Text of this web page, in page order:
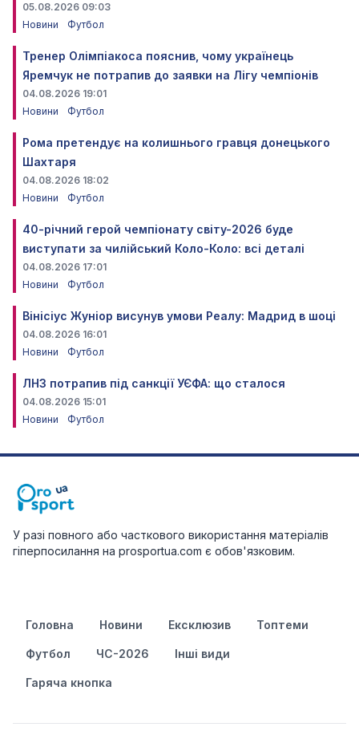
05.08.2026 09:03
Новини
Футбол
Тренер Олімпіакоса пояснив, чому українець
Яремчук не потрапив до заявки на Лігу чемпіонів
04.08.2026 19:01
Новини
Футбол
Рома претендує на колишнього гравця донецького
Шахтаря
04.08.2026 18:02
Новини
Футбол
40-річний герой чемпіонату світу-2026 буде
виступати за чилійський Коло-Коло: всі деталі
04.08.2026 17:01
Новини
Футбол
Вінісіус Жуніор висунув умови Реалу: Мадрид в шоці
04.08.2026 16:01
Новини
Футбол
ЛНЗ потрапив під санкції УЄФА: що сталося
04.08.2026 15:01
Новини
Футбол
У разі повного або часткового використання матеріалів
гіперпосилання на prosportua.com є обов'язковим.
Головна Новини Ексклюзив Топтеми
Футбол ЧС-2026 Інші види
Гаряча кнопка